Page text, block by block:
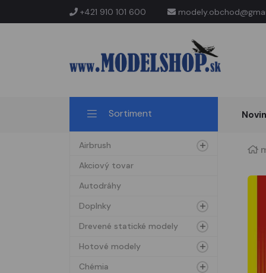
+421 910 101 600
Sortiment
Airbrush
Akciový tovar
Autodráhy
Doplnky
Drevené statické modely
Hotové modely
Chémia